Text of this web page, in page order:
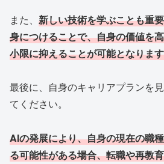
また、 新しい技術を学ぶことも重
身につけることで、自身の価値を
小限に抑えることが可能となりま
最後に、自身のキャリアプランを
てください。
AIの発展により、自身の現在の職
る可能性がある場合、転職や再教